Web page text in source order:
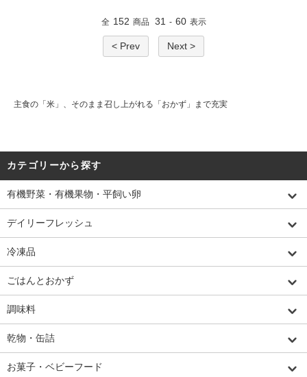
全 152 商品 31 - 60 表示
< Prev Next >
主食の「米」、そのまま召し上がれる「おかず」まで充実
カテゴリーから探す
有機野菜・有機果物・平飼い卵
デイリーフレッシュ
冷凍品
ごはんとおかず
調味料
乾物・缶詰
お菓子・ベビーフード